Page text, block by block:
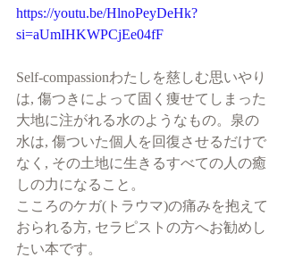
https://youtu.be/HlnoPeyDeHk?
si=aUmIHKWPCjEe04fF
Self-compassionわたしを慈しむ思いやり
は, 傷つきによって固く痩せてしまった
大地に注がれる水のようなもの。泉の
水は, 傷ついた個人を回復させるだけで
なく, その土地に生きるすべての人の癒
しの力になること。
こころのケガ(トラウマ)の痛みを抱えて
おられる方, セラピストの方へお勧めし
たい本です。